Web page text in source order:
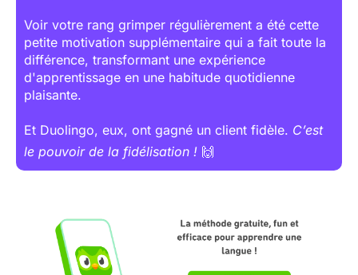
Voir votre rang grimper régulièrement a été cette
petite motivation supplémentaire qui a fait toute la
différence, transformant une expérience
d'apprentissage en une habitude quotidienne
plaisante.
Et Duolingo, eux, ont gagné un client fidèle. C’est
le pouvoir de la fidélisation ! 🙌